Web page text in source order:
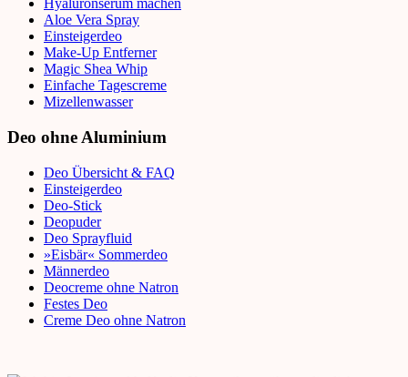
Hyaluronserum machen
Aloe Vera Spray
Einsteigerdeo
Make-Up Entferner
Magic Shea Whip
Einfache Tagescreme
Mizellenwasser
Deo ohne Aluminium
Deo Übersicht & FAQ
Einsteigerdeo
Deo-Stick
Deopuder
Deo Sprayfluid
»Eisbär« Sommerdeo
Männerdeo
Deocreme ohne Natron
Festes Deo
Creme Deo ohne Natron